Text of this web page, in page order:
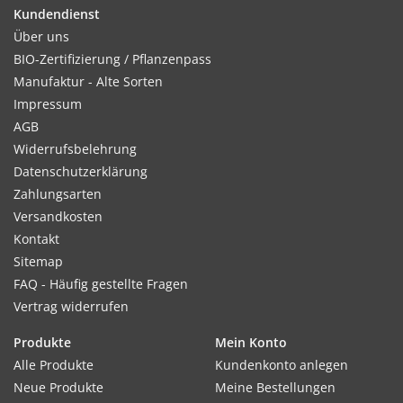
Kultur:
Gleichmäßig und breitwürfig ausbringen.
Standort:
Sonnige Lage, ausreichende Feuchtigkeit, sehr leichte Böden
und sommertrockene Standorte vermeiden.
Verwendung:
Gründüngungen schützen mit ihrer Blattmasse den Boden
vor Verschlämmung durch Regen, die intensive
Inhalt:
Portionstüte (1 kg für 200 m²)
Kundendienst
Über uns
BIO-Zertifizierung / Pflanzenpass
Manufaktur - Alte Sorten
Impressum
AGB
Widerrufsbelehrung
Datenschutzerklärung
Zahlungsarten
Versandkosten
Kontakt
Sitemap
FAQ - Häufig gestellte Fragen
Vertrag widerrufen
Produkte
Alle Produkte
Neue Produkte
Mein Konto
Kundenkonto anlegen
Meine Bestellungen